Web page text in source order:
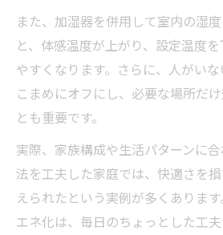
また、加湿器を併用して室内の湿
と、体感温度が上がり、設定温度
やすくなります。さらに、人がい
こまめにオフにし、必要な場所だ
とも重要です。
実際、家族構成や生活パターンに
法を工夫した家庭では、快適さを
えられたという実例が多くありま
エネ化は、毎日のちょっとした工